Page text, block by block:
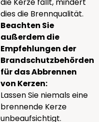
dies die Brennqualität.
Beachten Sie
außerdem die
Empfehlungen der
Brandschutzbehörden
für das Abbrennen
von Kerzen:
Lassen Sie niemals eine
brennende Kerze
unbeaufsichtigt.